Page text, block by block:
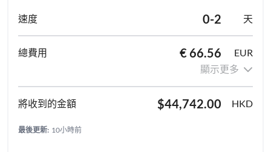
0-2 天
€ 66.56
EUR
顯示更多
$44,742.00 HKD
最後更新: 10小時前